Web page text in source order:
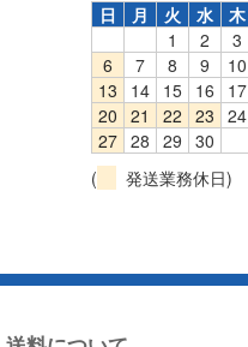
日
月 火 水 木
1
2 3
6
7 8 9 10
13
14 15 16 17
20 21 22 23 24
27 28 29 30
(
発送業務休日)